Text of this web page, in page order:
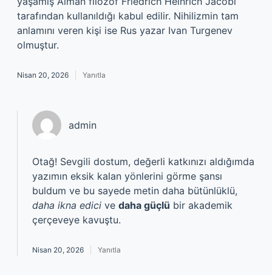
tarafından kullanıldığı kabul edilir. Nihilizmin tam
anlamını veren kişi ise Rus yazar Ivan Turgenev
olmuştur.
Nisan 20, 2026 Yanıtla
admin
Otağ! Sevgili dostum, değerli katkınızı aldığımda
yazımın eksik kalan yönlerini görme şansı
buldum ve bu sayede metin daha bütünlüklü,
daha ikna edici ve daha güçlü bir akademik
çerçeveye kavuştu.
Nisan 20, 2026 Yanıtla